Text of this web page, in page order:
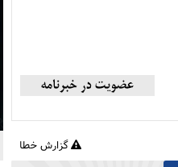
گزارش خطا